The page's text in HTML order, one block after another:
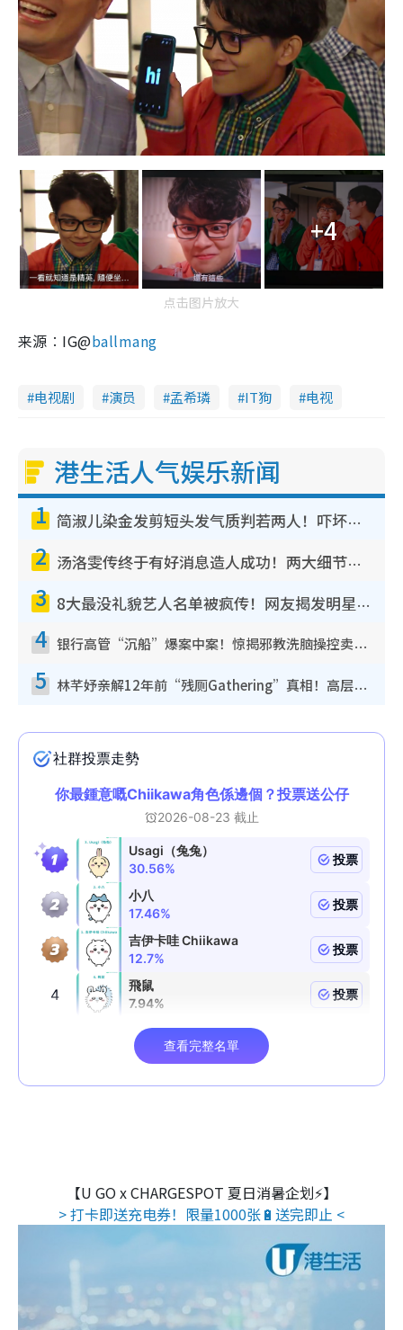
+4
点击图片放大
来源︰IG@ballmang
电视剧 演员 孟希璘 IT狗 电视
港生活人气娱乐新闻
1 简淑儿染金发剪短头发气质判若两人！吓坏老公麦大力都认不出：“你做什么？”
2 汤洛雯传终于有好消息造人成功！两大细节曝孕味极浓引猜测：大肚婆先会咁！
3 8大最没礼貌艺人名单被疯传！网友揭发明星真面目，一致数落这一位是无品天花板？
4 银行高管“沉船”爆案中案！惊揭邪教洗脑操控卖淫被吞600万，幕后黑手讲多错多
5 林芊妤亲解12年前“残厕Gathering”真相！高层解约一句话重创尊严，至今拒返TVB
【U GO x CHARGESPOT 夏日消暑企划⚡】
> 打卡即送充电券！限量1000张🔋送完即止 <